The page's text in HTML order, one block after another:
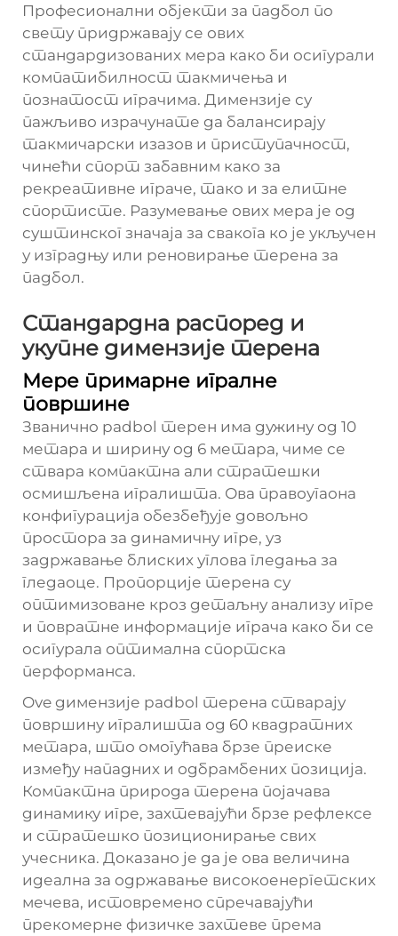
Професионални објекти за падбол по
свету придржавају се ових
стандардизованих мера како би осигурали
компатибилност такмичења и
познатост играчима. Димензије су
пажљиво израчунате да балансирају
такмичарски изазов и приступачност,
чинећи спорт забавним како за
рекреативне играче, тако и за елитне
спортисте. Разумевање ових мера је од
суштинског значаја за свакога ко је укључен
у изградњу или реновирање терена за
падбол.
Стандардна распоред и
укупне димензије терена
Мере примарне игралне
површине
Званично padbol терен има дужину од 10
метара и ширину од 6 метара, чиме се
ствара компактна али стратешки
осмишљена игралишта. Ова правоугаона
конфигурација обезбеђује довољно
простора за динамичну игре, уз
задржавање блиских углова гледања за
гледаоце. Пропорције терена су
оптимизоване кроз детаљну анализу игре
и повратне информације играча како би се
осигурала оптимална спортска
перформанса.
Ove димензије padbol терена стварају
површину игралишта од 60 квадратних
метара, што омогућава брзе преиске
између нападних и одбрамбених позиција.
Компактна природа терена појачава
динамику игре, захтевајући брзе рефлексе
и стратешко позиционирање свих
учесника. Доказано је да је ова величина
идеална за одржавање високоенергетских
мечева, истовремено спречавајући
прекомерне физичке захтеве према